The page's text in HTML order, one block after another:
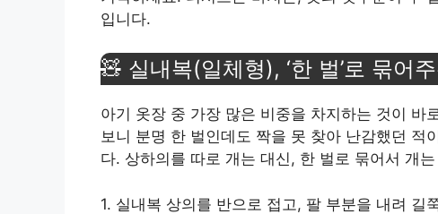
입니다.
🧸 실내복(일체형), ‘한 벌’로 묶어
아기 옷장 중 가장 많은 비중을 차지하는 것이 바
보니 분명 한 벌인데도 짝을 못 찾아 난감했던 적
다. 상하의를 따로 개는 대신, 한 벌로 묶어서 개
1. 실내복 상의를 반으로 접고, 팔 부분을 내려